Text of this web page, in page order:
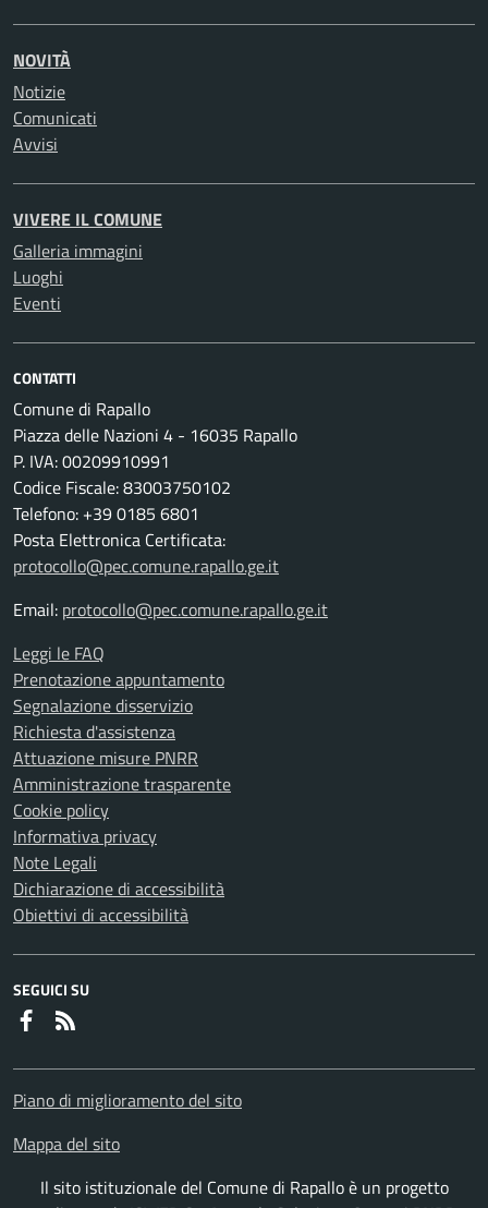
NOVITÀ
Notizie
Comunicati
Avvisi
VIVERE IL COMUNE
Galleria immagini
Luoghi
Eventi
CONTATTI
Comune di Rapallo
Piazza delle Nazioni 4 - 16035 Rapallo
P. IVA: 00209910991
Codice Fiscale: 83003750102
Telefono: +39 0185 6801
Posta Elettronica Certificata:
protocollo@pec.comune.rapallo.ge.it
Email: protocollo@pec.comune.rapallo.ge.it
Leggi le FAQ
Prenotazione appuntamento
Segnalazione disservizio
Richiesta d'assistenza
Attuazione misure PNRR
Amministrazione trasparente
Cookie policy
Informativa privacy
Note Legali
Dichiarazione di accessibilità
Obiettivi di accessibilità
SEGUICI SU
Faceboook
Piano di miglioramento del sito
Mappa del sito
Il sito istituzionale del Comune di Rapallo è un progetto